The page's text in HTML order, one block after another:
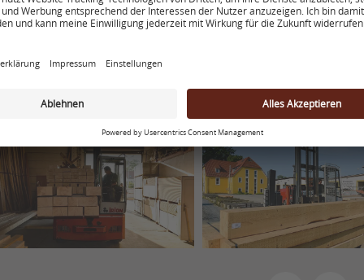
seit 1992 Ihr Profi in Sachen Holz
VOM